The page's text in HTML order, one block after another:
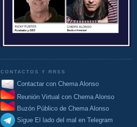
CONTACTOS Y RRSS
Contactar con Chema Alonso
Reunión Virtual con Chema Alonso
Buzón Público de Chema Alonso
Sigue El lado del mal en Telegram